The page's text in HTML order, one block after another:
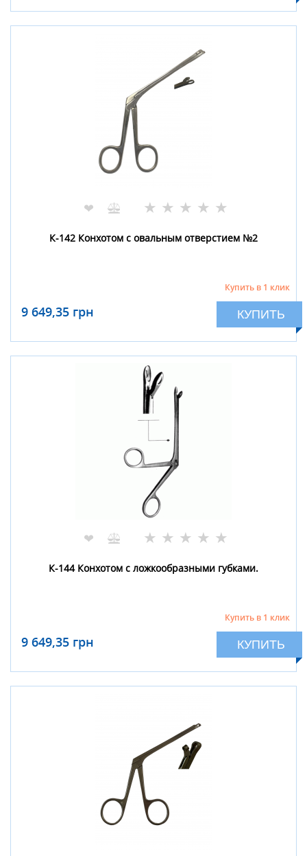
❤ ★ ★ ★ ★ ★
К-142 Конхотом с овальным отверстием №2
9 649,35 грн
Купить в 1 клик
КУПИТЬ
❤ ★ ★ ★ ★ ★
К-144 Конхотом с ложкообразными губками.
9 649,35 грн
Купить в 1 клик
КУПИТЬ